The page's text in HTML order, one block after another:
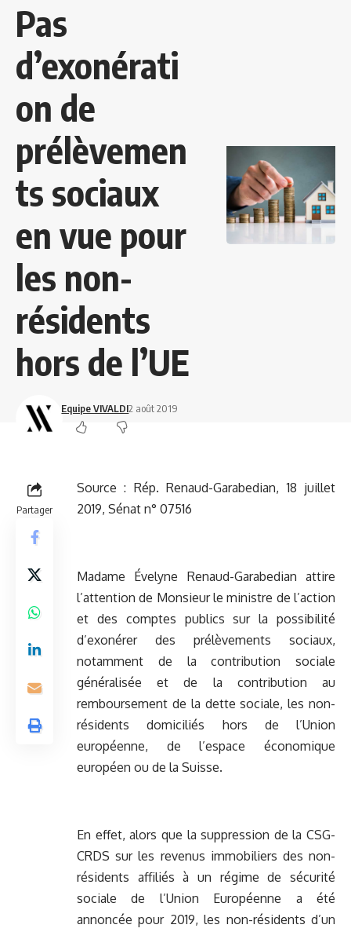
Pas
d’exonérati
on de
prélèvemen
ts sociaux
en vue pour
les non-
résidents
hors de l’UE
Equipe VIVALDI2 août 2019
Partager
Source : Rép. Renaud-Garabedian, 18 juillet
2019, Sénat n° 07516
Madame Évelyne Renaud-Garabedian attire
l’attention de Monsieur le ministre de l’action
et des comptes publics sur la possibilité
d’exonérer des prélèvements sociaux,
notamment de la contribution sociale
généralisée et de la contribution au
remboursement de la dette sociale, les non-
résidents domiciliés hors de l’Union
européenne, de l’espace économique
européen ou de la Suisse.
En effet, alors que la suppression de la CSG-
CRDS sur les revenus immobiliers des non-
résidents affiliés à un régime de sécurité
sociale de l’Union Européenne a été
annoncée pour 2019, les non-résidents d’un